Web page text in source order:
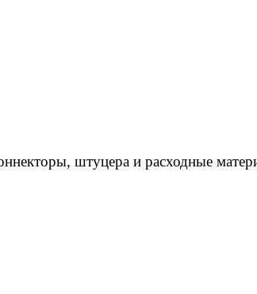
штуцера и расходные